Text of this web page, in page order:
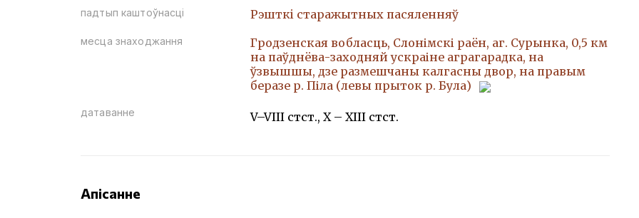
падтып каштоўнасці Рэшткi старажытных пасяленняў
месца знаходжання
Гродзенская вобласць, Слонімскі раён, аг. Сурынка, 0,5 км
на паўднёва-заходняй ускраіне аграгарадка, на
ўзвышшы, дзе размешчаны калгасны двор, на правым
беразе р. Піла (левы прыток р. Була)
датаванне V–VIII стст., X – XIII стст.
Апісанне